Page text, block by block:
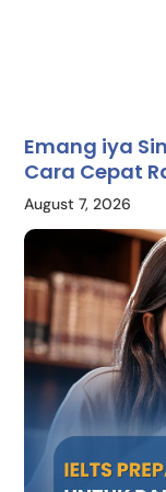
Emang iya
Cara Cepat
August 7, 2026